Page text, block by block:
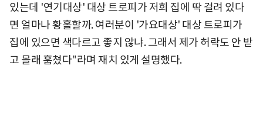
있는데 '연기대상' 대상 트로피가 저희 집에 딱 걸려 있다
면 얼마나 황홀할까. 여러분이 '가요대상' 대상 트로피가
집에 있으면 색다르고 좋지 않냐. 그래서 제가 허락도 안 받
고 몰래 훔쳤다"라며 재치 있게 설명했다.